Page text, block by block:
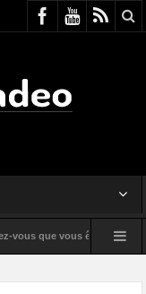
que vous êtes super !